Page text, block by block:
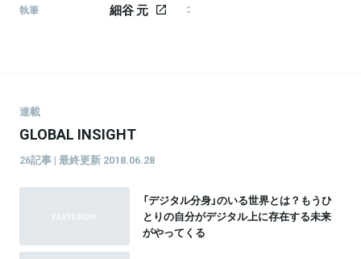
執筆 細谷 元
連載
GLOBAL INSIGHT
26記事 | 最終更新 2018.06.28
「デジタル分身」のいる世界とは？もうひ
とりの自分がデジタル上に存在する未来
がやってくる